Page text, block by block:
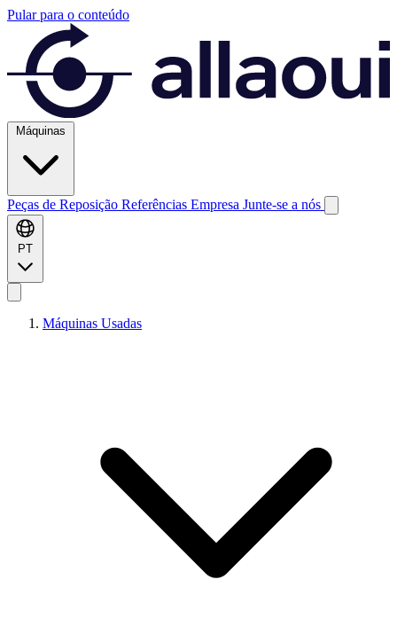
Pular para o conteúdo
Máquinas
Peças de Reposição Referências Empresa Junte-se a nós
PT
Máquinas Usadas